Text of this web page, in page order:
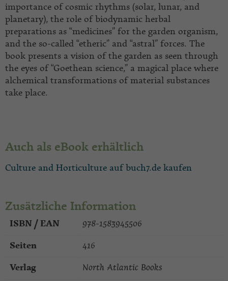
importance of cosmic rhythms (solar, lunar, and
planetary), the role of biodynamic herbal
preparations as “medicines” for the garden organism,
and the so-called “etheric” and “astral” forces. The
book presents a vision of the garden as seen through
the eyes of “Goethean science,” a magical place where
alchemical transformations of material substances
take place.
Auch als eBook erhältlich
Culture and Horticulture auf buch7.de kaufen
Zusätzliche Information
ISBN / EAN 978-1583945506
Seiten 416
Verlag North Atlantic Books